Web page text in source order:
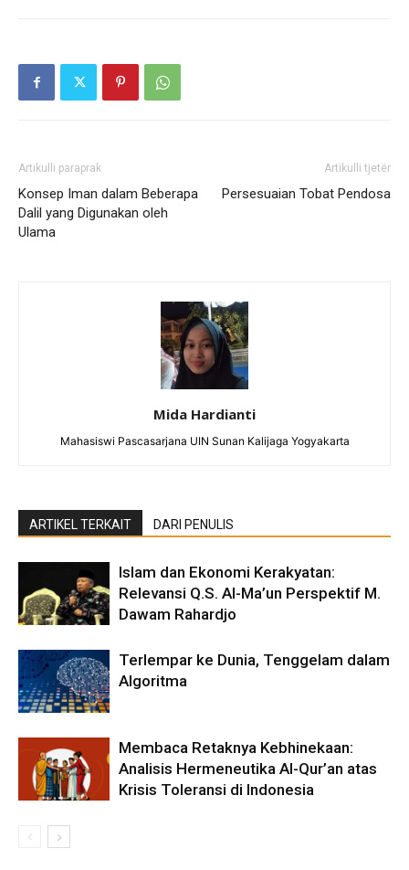
Artikulli paraprak
Konsep Iman dalam Beberapa
Dalil yang Digunakan oleh
Ulama
Artikulli tjetër
Persesuaian Tobat Pendosa
Mida Hardianti
Mahasiswi Pascasarjana UIN Sunan Kalijaga Yogyakarta
ARTIKEL TERKAIT DARI PENULIS
Islam dan Ekonomi Kerakyatan:
Relevansi Q.S. Al-Ma’un Perspektif M.
Dawam Rahardjo
Terlempar ke Dunia, Tenggelam dalam
Algoritma
Membaca Retaknya Kebhinekaan:
Analisis Hermeneutika Al-Qur’an atas
Krisis Toleransi di Indonesia